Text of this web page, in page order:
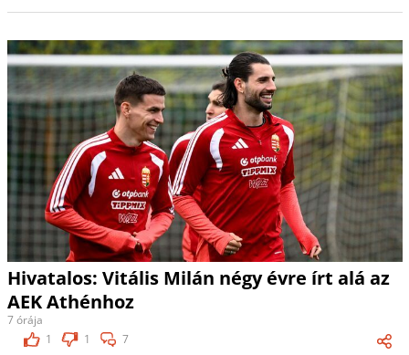
Hivatalos: Vitális Milán négy évre írt alá az
AEK Athénhoz
7 órája
1
1 7